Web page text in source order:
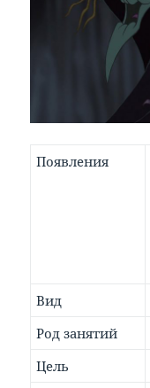
Появления
Вид
Род занятий
Цель